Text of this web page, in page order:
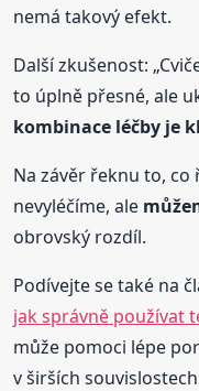
nemá takový efekt.
Další zkušenost:
to úplně přesné, ale
kombinace léčby je
Na závěr řeknu to, co
nevyléčíme, ale
obrovský rozdíl.
Podívejte se také na
jak správně používat
může pomoci lépe
v širších